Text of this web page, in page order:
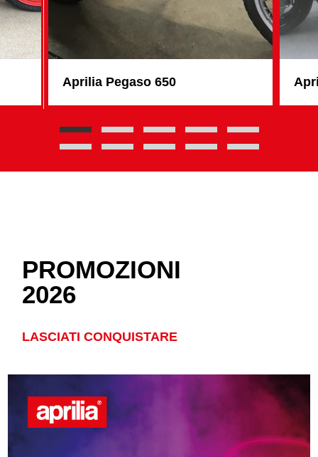
Aprilia Pegaso 650
PROMOZIONI
2026
LASCIATI CONQUISTARE